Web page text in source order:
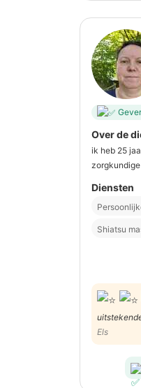
Over de
ik heb 25
Diensten
Shiatsu
Els